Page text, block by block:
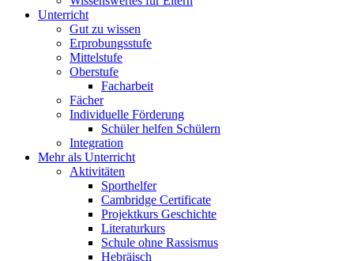
Unterricht
Gut zu wissen
Erprobungsstufe
Mittelstufe
Oberstufe
Facharbeit
Fächer
Individuelle Förderung
Schüler helfen Schülern
Integration
Mehr als Unterricht
Aktivitäten
Sporthelfer
Cambridge Certificate
Projektkurs Geschichte
Literaturkurs
Schule ohne Rassismus
Hebräisch